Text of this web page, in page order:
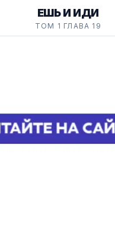
ЕШЬ И ИДИ
ТОМ 1 ГЛАВА 19